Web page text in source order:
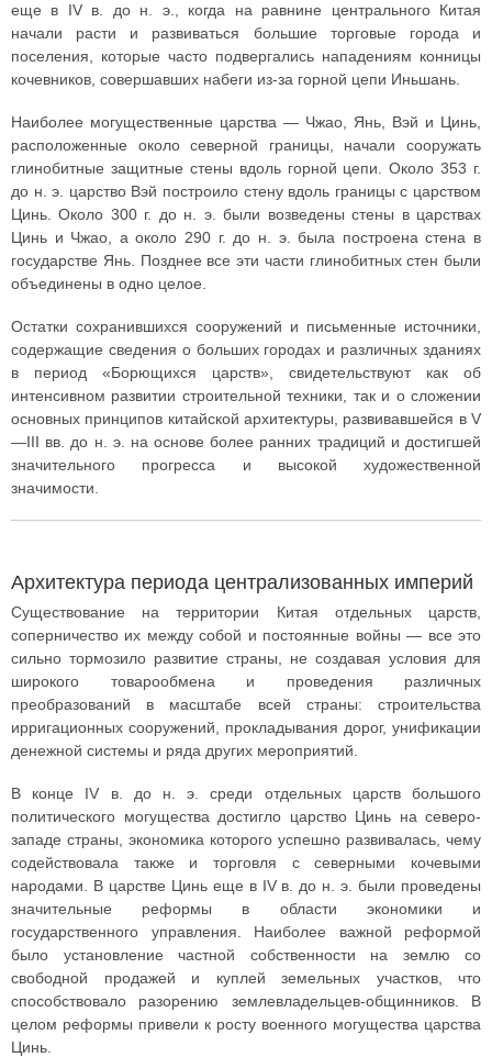
еще в IV в. до н. э., когда на равнине центрального Китая
начали расти и развиваться большие торговые города и
поселения, которые часто подвергались нападениям конницы
кочевников, совершавших набеги из-за горной цепи Иньшань.
Наиболее могущественные царства — Чжао, Янь, Вэй и Цинь,
расположенные около северной границы, начали сооружать
глинобитные защитные стены вдоль горной цепи. Около 353 г.
до н. э. царство Вэй построило стену вдоль границы с царством
Цинь. Около 300 г. до н. э. были возведены стены в царствах
Цинь и Чжао, а около 290 г. до н. э. была построена стена в
государстве Янь. Позднее все эти части глинобитных стен были
объединены в одно целое.
Остатки сохранившихся сооружений и письменные источники,
содержащие сведения о больших городах и различных зданиях
в период «Борющихся царств», свидетельствуют как об
интенсивном развитии строительной техники, так и о сложении
основных принципов китайской архитектуры, развивавшейся в V
—III вв. до н. э. на основе более ранних традиций и достигшей
значительного прогресса и высокой художественной
значимости.
Архитектура периода централизованных империй
Существование на территории Китая отдельных царств,
соперничество их между собой и постоянные войны — все это
сильно тормозило развитие страны, не создавая условия для
широкого товарообмена и проведения различных
преобразований в масштабе всей страны: строительства
ирригационных сооружений, прокладывания дорог, унификации
денежной системы и ряда других мероприятий.
В конце IV в. до н. э. среди отдельных царств большого
политического могущества достигло царство Цинь на северо-
западе страны, экономика которого успешно развивалась, чему
содействовала также и торговля с северными кочевыми
народами. В царстве Цинь еще в IV в. до н. э. были проведены
значительные реформы в области экономики и
государственного управления. Наиболее важной реформой
было установление частной собственности на землю со
свободной продажей и куплей земельных участков, что
способствовало разорению землевладельцев-общинников. В
целом реформы привели к росту военного могущества царства
Цинь.